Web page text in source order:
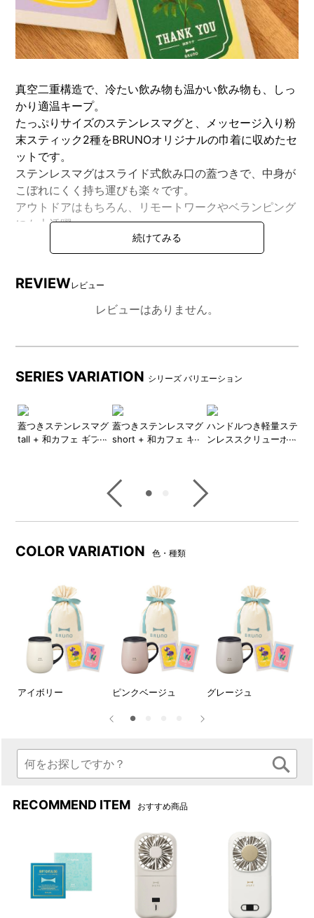
真空二重構造で、冷たい飲み物も温かい飲み物も、しっ
かり適温キープ。
たっぷりサイズのステンレスマグと、メッセージ入り粉
末スティック2種をBRUNOオリジナルの巾着に収めたセ
ットです。
ステンレスマグはスライド式飲み口の蓋つきで、中身が
こぼれにくく持ち運びも楽々です。
アウトドアはもちろん、リモートワークやベランピング
にも大活躍。
ざらっとした質感とシックなカラーが絶妙なバランスの
ステンレスマグです。
えてくれるメッセージ入り粉末スティックは、蜂蜜ミル
クティーと苺ココアの2種セットです。
●BRUNO直営店限定オリジナル巾着ラッピング
BRUNO直営店限定サービスです。
ナチュラルな生成り色の巾着に、さわやかな水色のリボ
ン。
取った後もご活用いただけます。
●紙手提げについて
BRUNO 手提げ袋 Sの通販 | BRUNO online
商品の形状やサイズによっては、手提げ袋にきれいに収
まらない場合や、多少の型崩れが生じる可能性がござい
DETAIL商品詳細
REVIEWレビュー
レビューはありません。
SERIES VARIATION シリーズ バリエーション
蓋つきステンレスマグ
tall + 和カフェ ギフト
蓋つきステンレスマグ
short + 和カフェ ギ
ハンドルつき軽量ステ
ンレススクリューボト
COLOR VARIATION 色・種類
アイボリー ピンクベージュ グレージュ
RECOMMEND ITEM おすすめ商品